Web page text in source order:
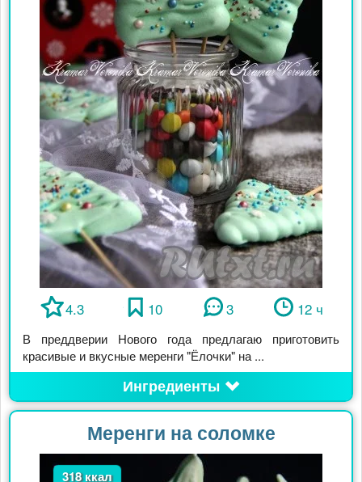
4.3 10 3 12 ч
В преддверии Нового года предлагаю приготовить
красивые и вкусные меренги "Ёлочки" на ...
Ингредиенты
Меренги на соломке
318 ккал